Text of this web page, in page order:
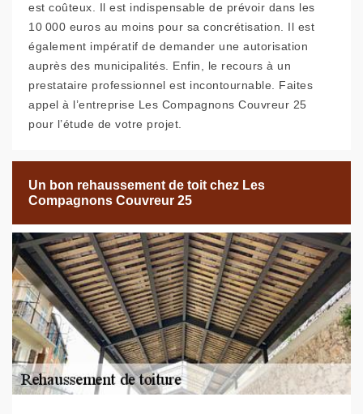
est coûteux. Il est indispensable de prévoir dans les
10 000 euros au moins pour sa concrétisation. Il est
également impératif de demander une autorisation
auprès des municipalités. Enfin, le recours à un
prestataire professionnel est incontournable. Faites
appel à l’entreprise Les Compagnons Couvreur 25
pour l’étude de votre projet.
Un bon rehaussement de toit chez Les
Compagnons Couvreur 25